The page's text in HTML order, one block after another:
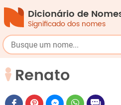
Dicionário de
Significado dos nomes
Renato